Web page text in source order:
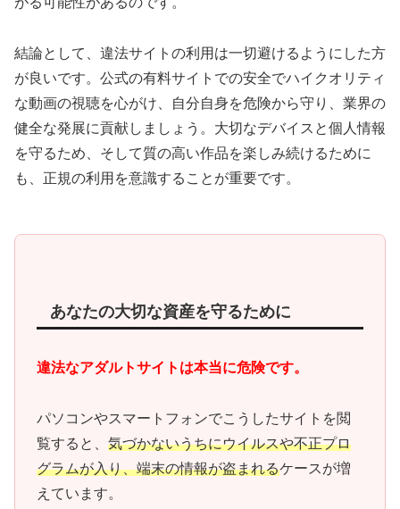
結論として、違法サイトの利用は一切避けるようにした方
が良いです。公式の有料サイトでの安全でハイクオリティ
な動画の視聴を心がけ、自分自身を危険から守り、業界の
健全な発展に貢献しましょう。大切なデバイスと個人情報
を守るため、そして質の高い作品を楽しみ続けるために
も、正規の利用を意識することが重要です。
あなたの大切な資産を守るために
違法なアダルトサイトは本当に危険です。
パソコンやスマートフォンでこうしたサイトを閲
覧すると、 気づかないうちにウイルスや不正プロ
グラムが入り、端末の情報が盗まれるケースが増
えています。